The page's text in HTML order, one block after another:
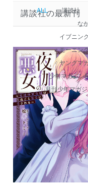
講談社の最新刊
ALL 講談社
な
イブニン
モーニン
ヤングマ
少年マガジン
月刊少年マガ